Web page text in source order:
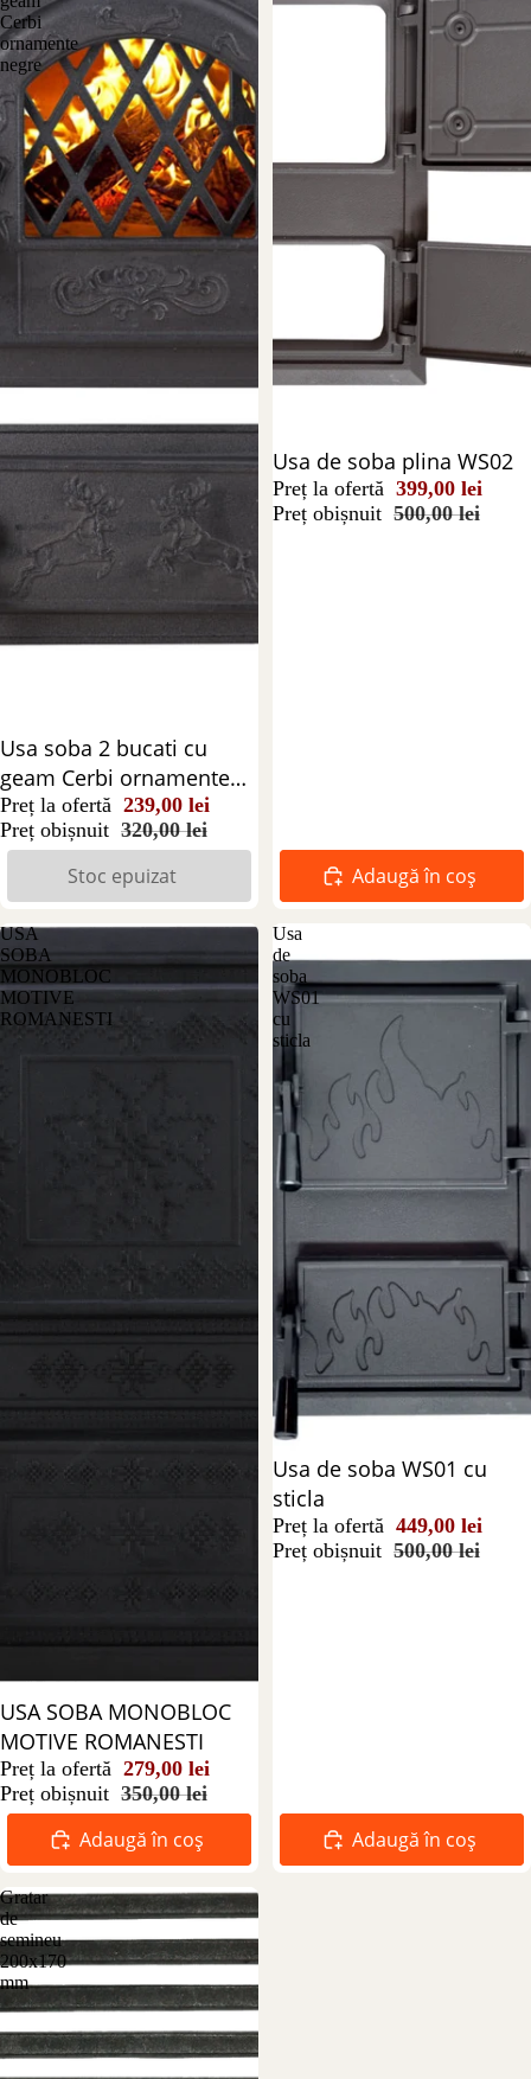
Cerbi
ornamente
negre
Stoc epuizat
Usa soba 2 bucati cu
geam Cerbi ornamente
negre
Preț la ofertă 239,00 lei
Preț obișnuit 320,00 lei
Stoc epuizat
Reducere 20%
Usa de soba plina WS02
Preț la ofertă 399,00 lei
Preț obișnuit 500,00 lei
Adaugă în coș
USA
SOBA
MONOBLOC
MOTIVE
ROMANESTI
Reducere 20%
USA SOBA MONOBLOC
MOTIVE ROMANESTI
Preț la ofertă 279,00 lei
Preț obișnuit 350,00 lei
Adaugă în coș
Usa
de
soba
WS01
cu
sticla
Reducere 10%
Usa de soba WS01 cu
sticla
Preț la ofertă 449,00 lei
Preț obișnuit 500,00 lei
Adaugă în coș
Gratar
de
semineu
200x170
mm